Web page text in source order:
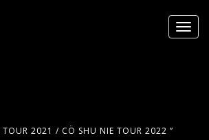
TOUR 2021 / CÖ SHU NIE TOUR 2022 ”